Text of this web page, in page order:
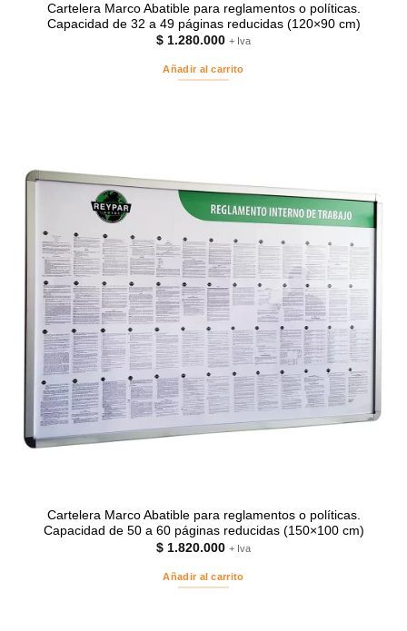
Cartelera Marco Abatible para reglamentos o políticas.
Capacidad de 32 a 49 páginas reducidas (120×90 cm)
$ 1.280.000 + Iva
Añadir al carrito
Cartelera Marco Abatible para reglamentos o políticas.
Capacidad de 50 a 60 páginas reducidas (150×100 cm)
$ 1.820.000 + Iva
Añadir al carrito